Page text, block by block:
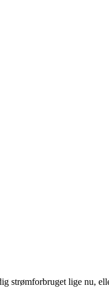
strømforbruget lige nu,